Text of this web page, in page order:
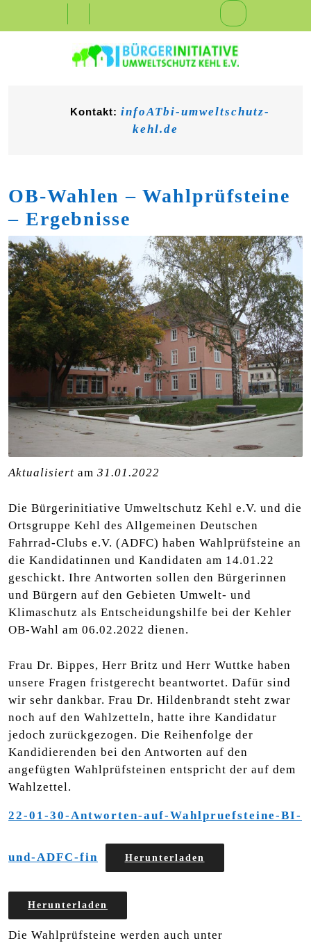
Button
Kontakt: infoATbi-umweltschutz-
kehl.de
OB-Wahlen – Wahlprüfsteine
– Ergebnisse
Aktualisiert am 31.01.2022
Die Bürgerinitiative Umweltschutz Kehl e.V. und die
Ortsgruppe Kehl des Allgemeinen Deutschen
Fahrrad-Clubs e.V. (ADFC) haben Wahlprüfsteine an
die Kandidatinnen und Kandidaten am 14.01.22
geschickt. Ihre Antworten sollen den Bürgerinnen
und Bürgern auf den Gebieten Umwelt- und
Klimaschutz als Entscheidungshilfe bei der Kehler
OB-Wahl am 06.02.2022 dienen.
Frau Dr. Bippes, Herr Britz und Herr Wuttke haben
unsere Fragen fristgerecht beantwortet. Dafür sind
wir sehr dankbar. Frau Dr. Hildenbrandt steht zwar
noch auf den Wahlzetteln, hatte ihre Kandidatur
jedoch zurückgezogen. Die Reihenfolge der
Kandidierenden bei den Antworten auf den
angefügten Wahlprüfsteinen entspricht der auf dem
Wahlzettel.
22-01-30-Antworten-auf-Wahlpruefsteine-BI-
und-ADFC-fin Herunterladen
Herunterladen
Die Wahlprüfsteine werden auch unter